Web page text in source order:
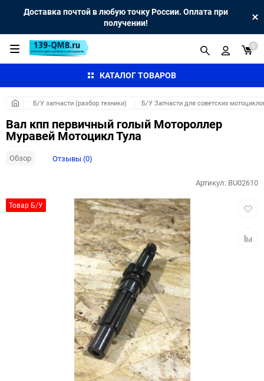
Доставка почтой в любую точку России. Оплата при
получении!
КАТАЛОГ ТОВАРОВ
0
Б/У запчасти (разбор техники) Б/У Запчасти для советских
Вал кпп первичный голый Мотороллер
Муравей Мотоцикл Тула
Обзор Отзывы (0)
Товар Б/У
Артикул: BU02610